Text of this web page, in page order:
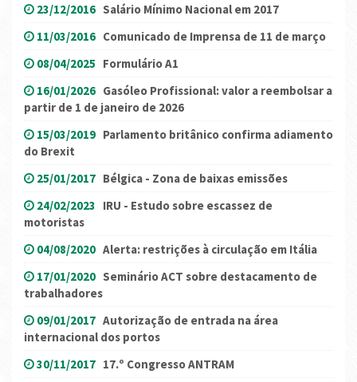
23/12/2016 Salário Mínimo Nacional em 2017
11/03/2016 Comunicado de Imprensa de 11 de março
08/04/2025 Formulário A1
16/01/2026 Gasóleo Profissional: valor a reembolsar a
partir de 1 de janeiro de 2026
15/03/2019 Parlamento britânico confirma adiamento
do Brexit
25/01/2017 Bélgica - Zona de baixas emissões
24/02/2023 IRU - Estudo sobre escassez de
motoristas
04/08/2020 Alerta: restrições à circulação em Itália
17/01/2020 Seminário ACT sobre destacamento de
trabalhadores
09/01/2017 Autorização de entrada na área
internacional dos portos
30/11/2017 17.º Congresso ANTRAM